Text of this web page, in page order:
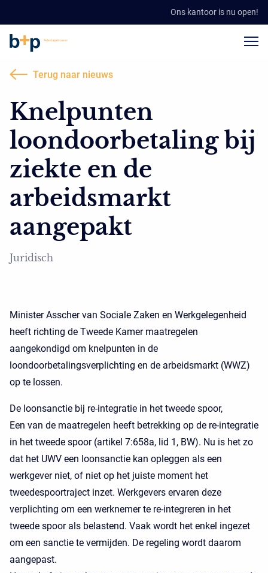
Ons kantoor is nu open!
Terug naar nieuws
Knelpunten
loondoorbetaling bij
ziekte en de
arbeidsmarkt
aangepakt
Juridisch
Minister Asscher van Sociale Zaken en Werkgelegenheid
heeft richting de Tweede Kamer maatregelen
aangekondigd om knelpunten in de
loondoorbetalingsverplichting en de arbeidsmarkt (WWZ)
op te lossen.
De loonsanctie bij re-integratie in het tweede spoor,
Een van de maatregelen heeft betrekking op de re-integratie
in het tweede spoor (artikel 7:658a, lid 1, BW). Nu is het zo
dat het UWV een loonsanctie kan opleggen als een
werkgever niet, of niet op het juiste moment het
tweedespoortraject inzet. Werkgevers ervaren deze
verplichting om een werknemer te re-integreren in het
tweede spoor als belastend. Vaak wordt het enkel ingezet
om een sanctie te vermijden. De regeling wordt daarom
aangepast.